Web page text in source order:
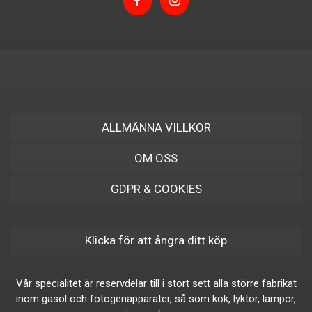
ALLMÄNNA VILLKOR
OM OSS
GDPR & COOKIES
Klicka för att ångra ditt köp
Vår specialitet är reservdelar till i stort sett alla större fabrikat
inom gasol och fotogenapparater, så som kök, lyktor, lampor,